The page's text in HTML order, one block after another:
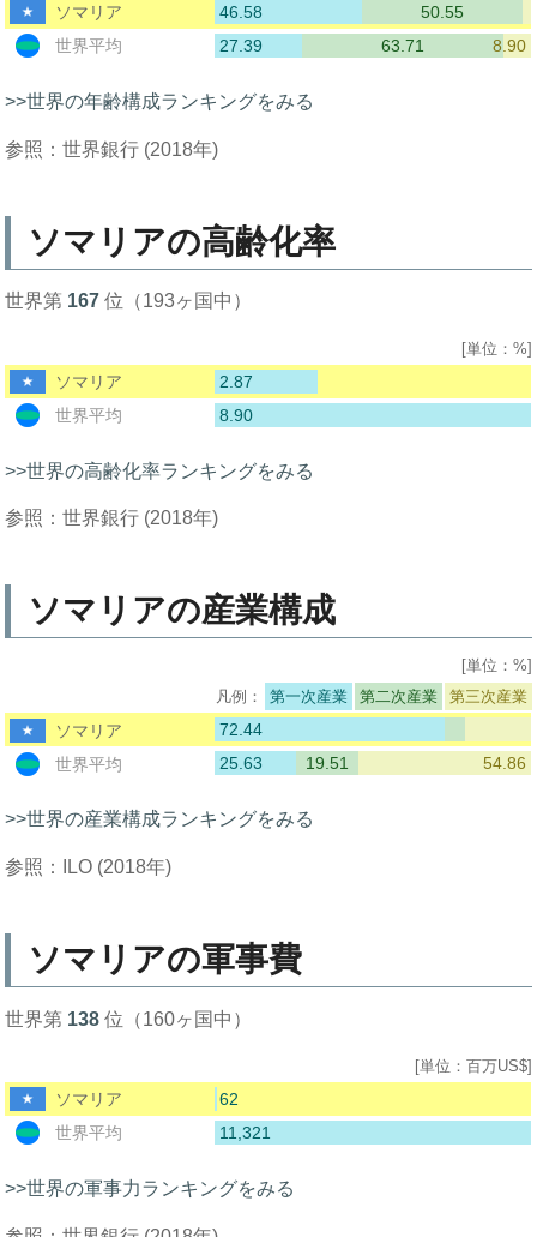
ソマリア 46.58
50.55
世界平均
27.39 63.71 8.90
>>世界の年齢構成ランキングをみる
参照：世界銀行 (2018年)
ソマリアの高齢化率
世界第 167 位（193ヶ国中）
[単位：%]
ソマリア
2.87
世界平均
8.90
>>世界の高齢化率ランキングをみる
参照：世界銀行 (2018年)
ソマリアの産業構成
[単位：%]
第一次産業
第二次産業 第三次産業
ソマリア
72.44
世界平均
25.63 19.51 54.86
>>世界の産業構成ランキングをみる
参照：ILO (2018年)
ソマリアの軍事費
世界第 138 位（160ヶ国中）
[単位：百万US$]
ソマリア
62
世界平均
11,321
>>世界の軍事力ランキングをみる